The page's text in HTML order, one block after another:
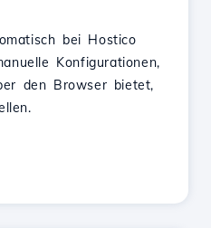
bei Hostico
Konfigurationen,
den Browser bietet,